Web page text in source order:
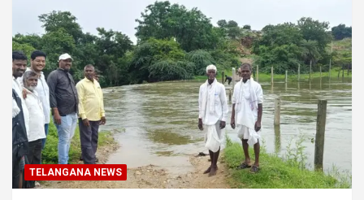
TELANGANA NEWS